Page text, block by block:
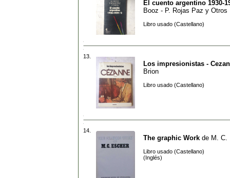
El cuento argentino 1930-
Booz - P. Rojas Paz y Otros
Libro usado (Castellano)
13.
Los impresionistas -
Brion
Libro usado (Castellano)
14.
The graphic Work de M. C.
Libro usado (Castellano)
(Inglés)